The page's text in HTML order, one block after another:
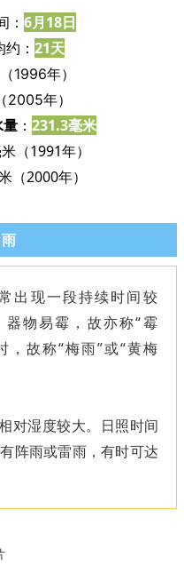
： 6月18日
： 21天
1996年）
2005年）
： 231.3毫米
（1991年）
（2000年）
出现一段持续时间较
物易霉，故亦称“霉
，故称“梅雨”或“黄梅
对湿度较大。日照时间
阵雨或雷雨，有时可达